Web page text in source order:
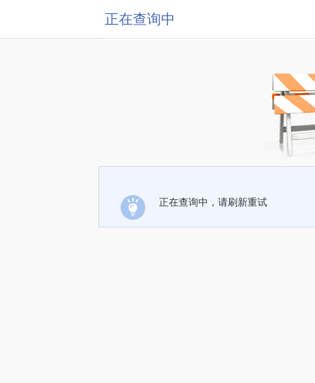
正在查询中
正在查询中，请刷新重试